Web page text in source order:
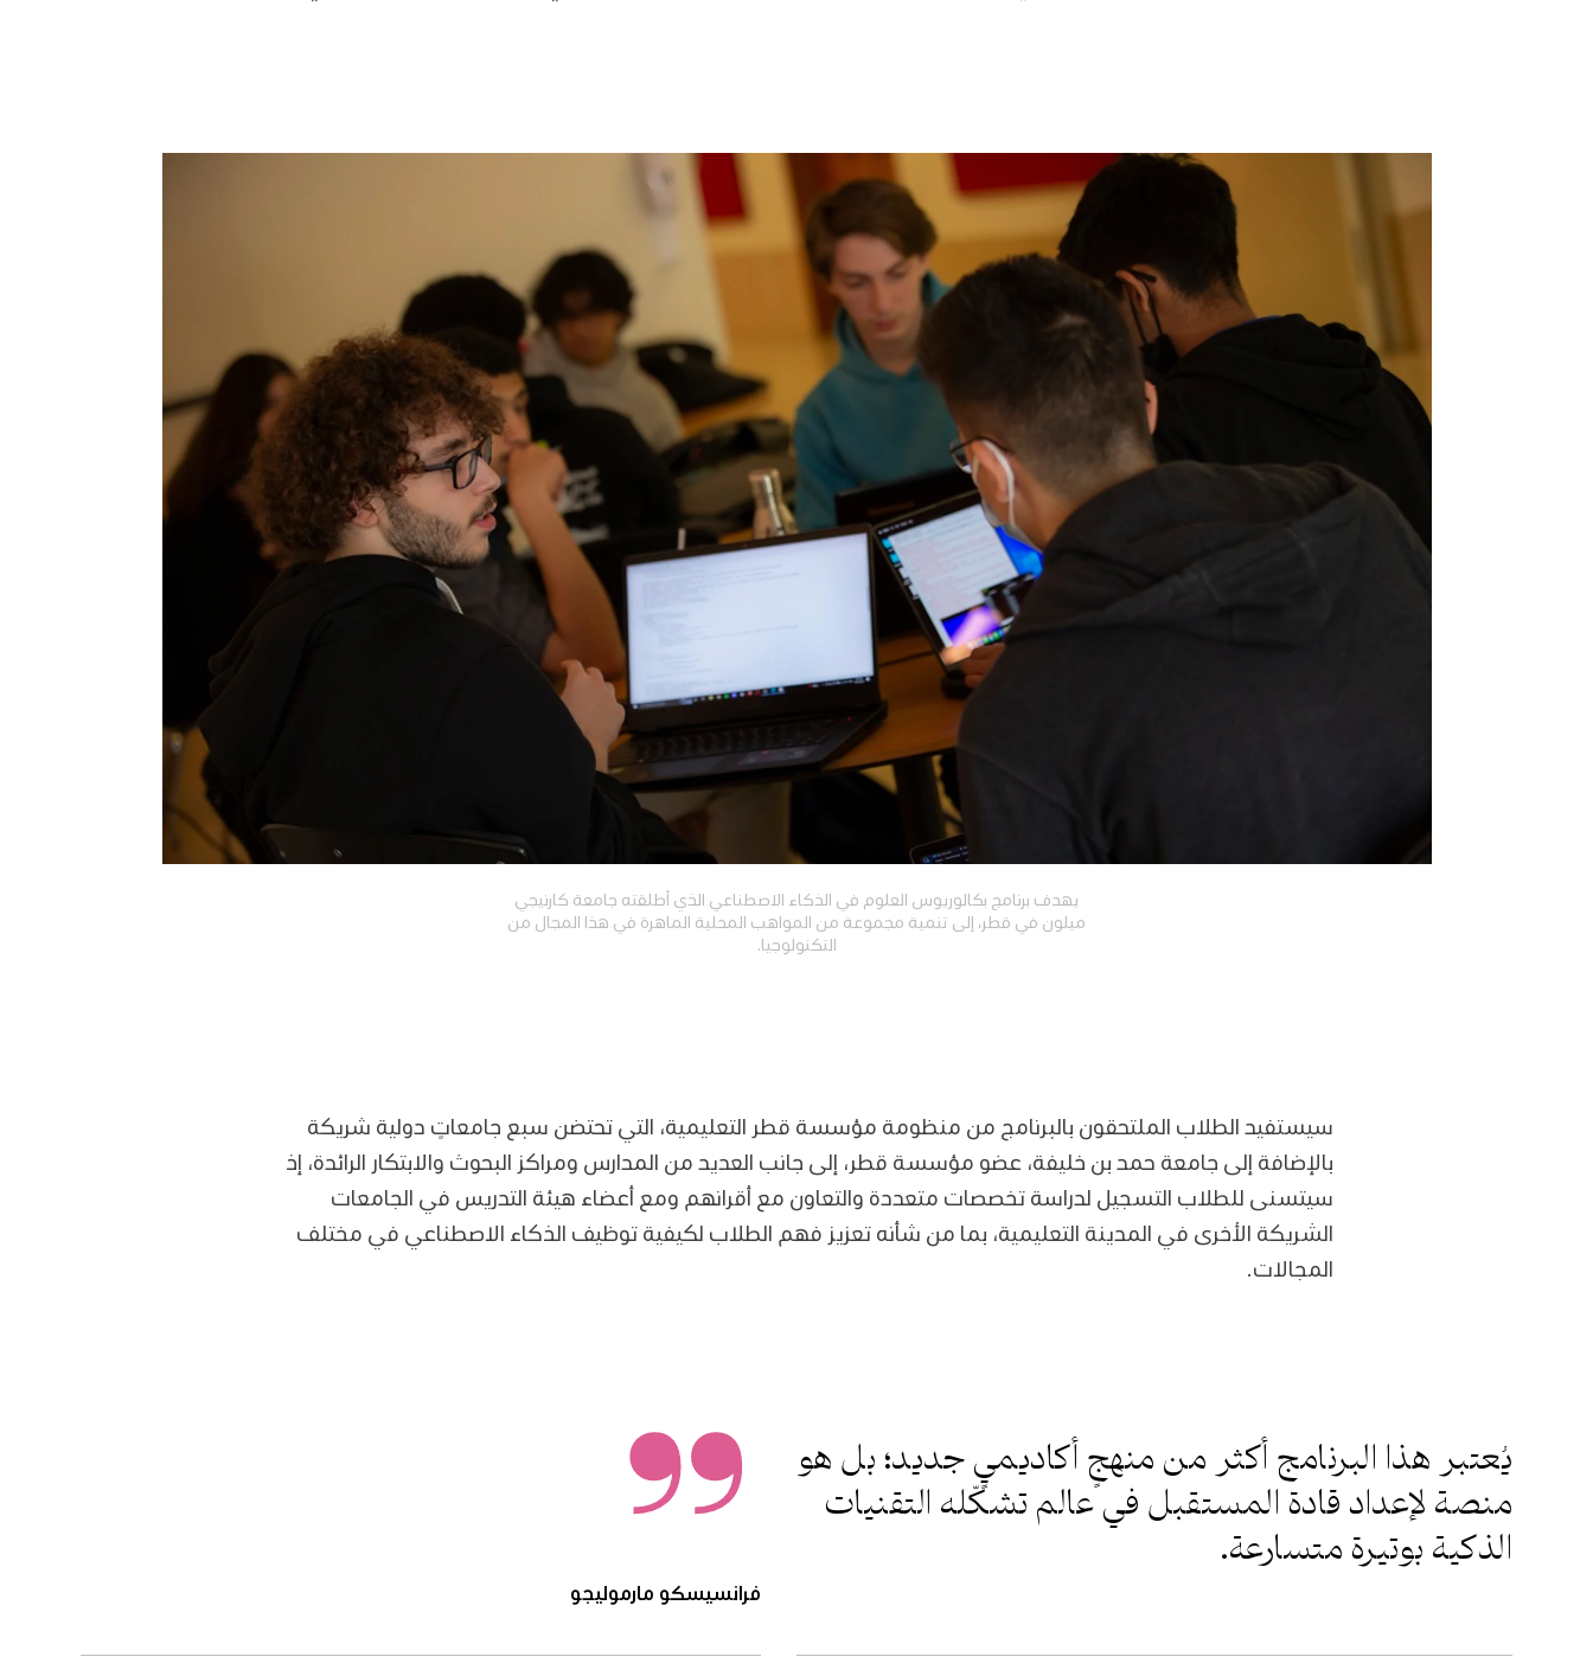
يهدف برنامج بكالوريوس العلوم في ‏الذكاء الاصطناعي الذي أطلقته جامعة كارنيجي
‏ميلون في قطر، إلى تنمية مجموعة من المواهب المحلية الماهرة في هذا المجال من
التكنولوجيا.
سيستفيد الطلاب الملتحقون بالبرنامج من منظومة مؤسسة قطر التعليمية، التي تحتضن سبع جامعاتٍ دولية شريكة
بالإضافة إلى جامعة حمد بن خليفة، عضو مؤسسة قطر، إلى جانب العديد من المدارس ومراكز البحوث والابتكار الرائدة، إذ
سيتسنى للطلاب التسجيل لدراسة تخصصات متعددة والتعاون مع أقرانهم ومع أعضاء هيئة التدريس في الجامعات
الشريكة الأخرى في المدينة التعليمية، بما من شأنه تعزيز فهم الطلاب لكيفية توظيف الذكاء الاصطناعي في مختلف
المجالات.
‏‎يُعتبر هذا البرنامج أكثر من منهجٍ أكاديميٍ جديد؛ بل هو
منصة لإعداد قادة المستقبل في عالم تشكّله التقنيات
الذكية بوتيرة متسارعة.
فرانسيسكو مارموليجو